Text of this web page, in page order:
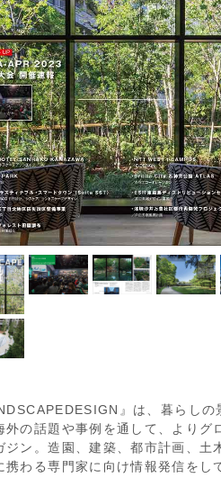
』は、暮らし
外の話題や事例を通して、より
ジン。造園、建築、都市計画、土
携わる専門家に向け情報発信を